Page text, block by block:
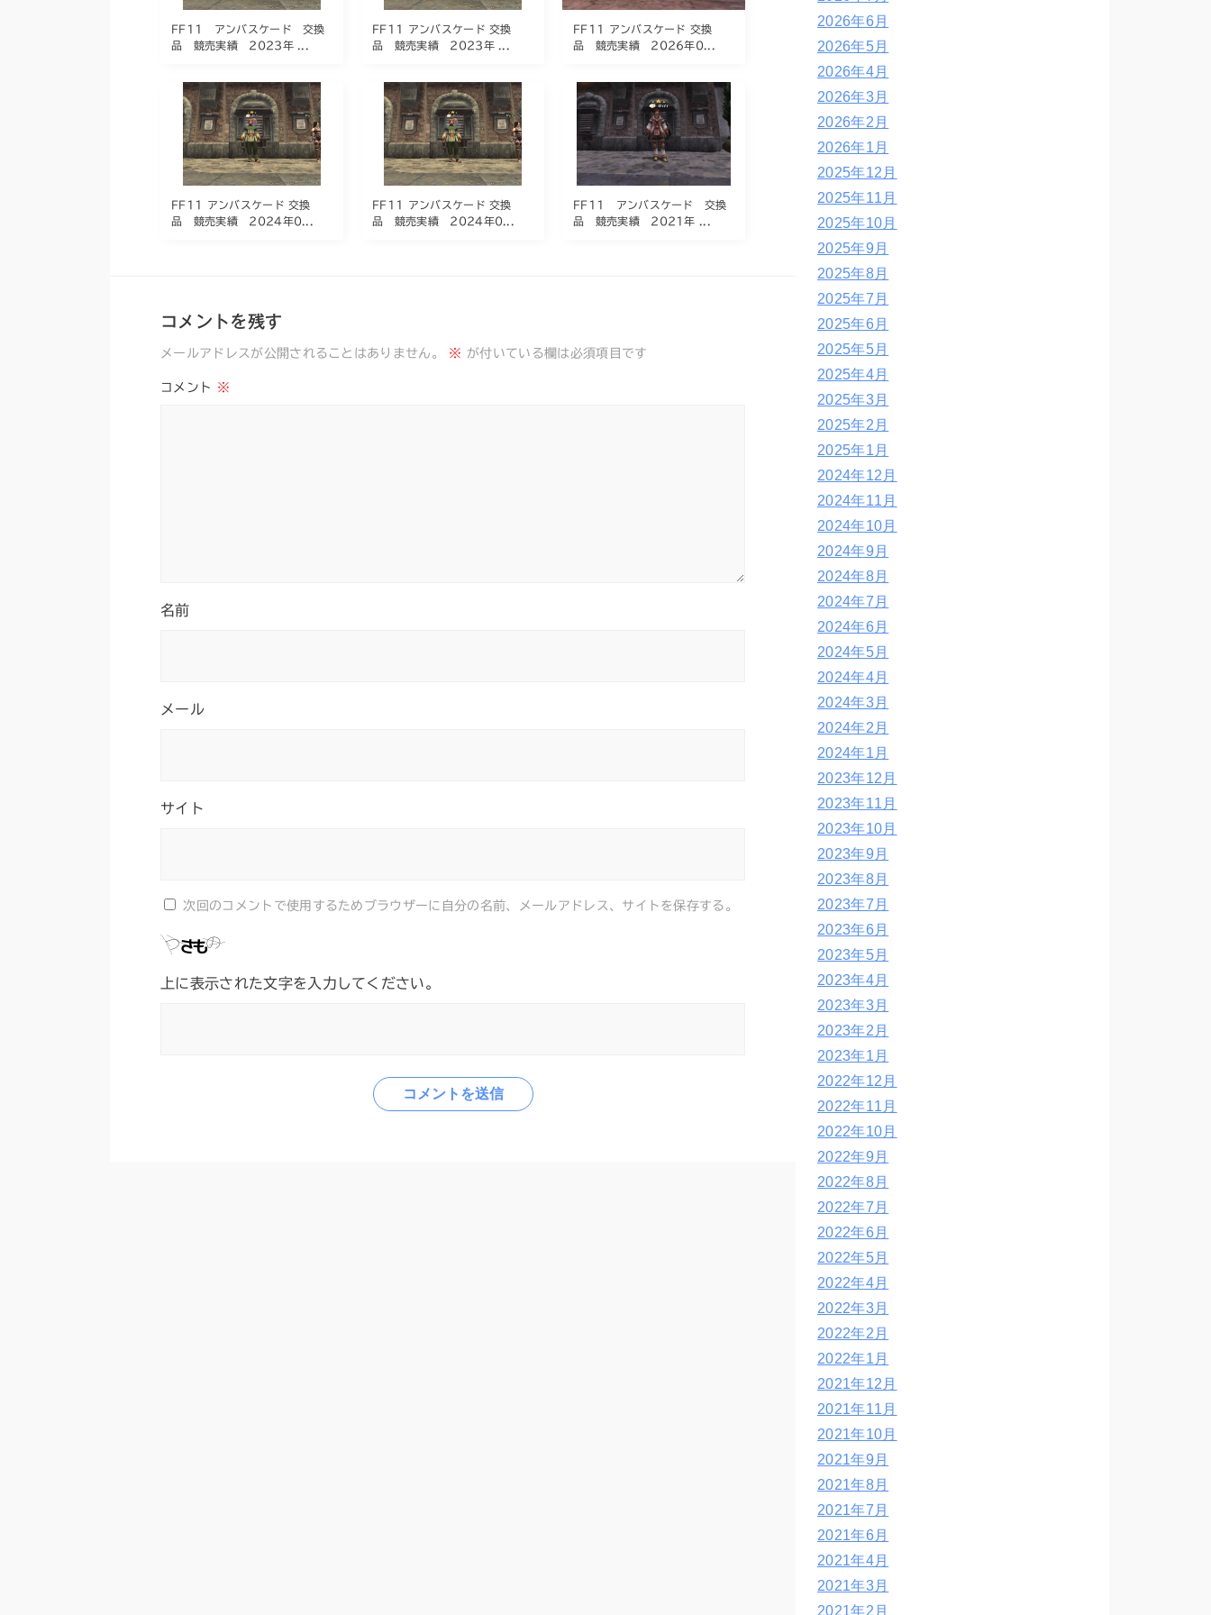
FF11 アンバスケード 交換
品 競売実績 2023年 ...
FF11 アンバスケード 交換
品 競売実績 2023年 ...
FF11 アンバスケード 交換
品 競売実績 2026年0...
FF11 アンバスケード 交換
品 競売実績 2024年0...
FF11 アンバスケード 交換
品 競売実績 2024年0...
FF11 アンバスケード 交換
品 競売実績 2021年 ...
コメントを残す
メールアドレスが公開されることはありません。 ※ が付いている欄は必須項目です
コメント ※
名前
メール
サイト
次回のコメントで使用するためブラウザーに自分の名前、メールアドレス、サイトを保存する。
上に表示された文字を入力してください。
2026年6月
2026年5月
2026年4月
2026年3月
2026年2月
2026年1月
2025年12月
2025年11月
2025年10月
2025年9月
2025年8月
2025年7月
2025年6月
2025年5月
2025年4月
2025年3月
2025年2月
2025年1月
2024年12月
2024年11月
2024年10月
2024年9月
2024年8月
2024年7月
2024年6月
2024年5月
2024年4月
2024年3月
2024年2月
2024年1月
2023年12月
2023年11月
2023年10月
2023年9月
2023年8月
2023年7月
2023年6月
2023年5月
2023年4月
2023年3月
2023年2月
2023年1月
2022年12月
2022年11月
2022年10月
2022年9月
2022年8月
2022年7月
2022年6月
2022年5月
2022年4月
2022年3月
2022年2月
2022年1月
2021年12月
2021年11月
2021年10月
2021年9月
2021年8月
2021年7月
2021年6月
2021年4月
2021年3月
2021年2月